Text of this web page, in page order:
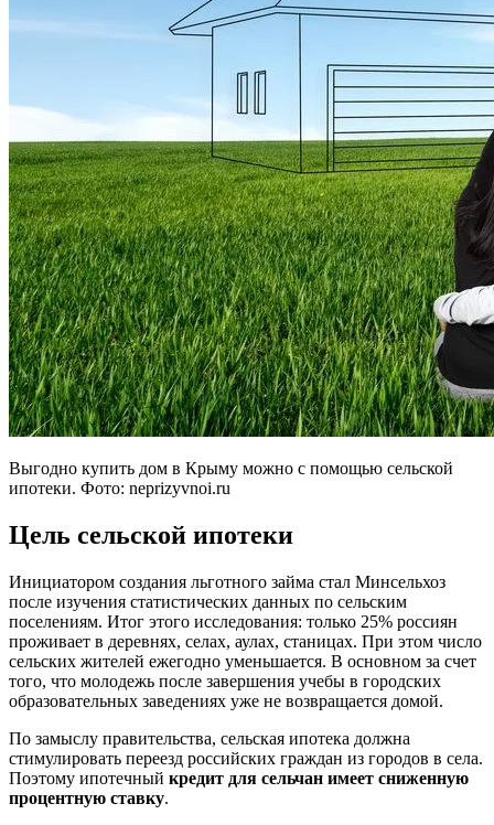
Выгодно купить дом в Крыму можно с помощью сельской
ипотеки. Фото: neprizyvnoi.ru
Цель сельской ипотеки
Инициатором создания льготного займа стал Минсельхоз
после изучения статистических данных по сельским
поселениям. Итог этого исследования: только 25% россиян
проживает в деревнях, селах, аулах, станицах. При этом число
сельских жителей ежегодно уменьшается. В основном за счет
того, что молодежь после завершения учебы в городских
образовательных заведениях уже не возвращается домой.
По замыслу правительства, сельская ипотека должна
стимулировать переезд российских граждан из городов в села.
Поэтому ипотечный кредит для сельчан имеет сниженную
процентную ставку.